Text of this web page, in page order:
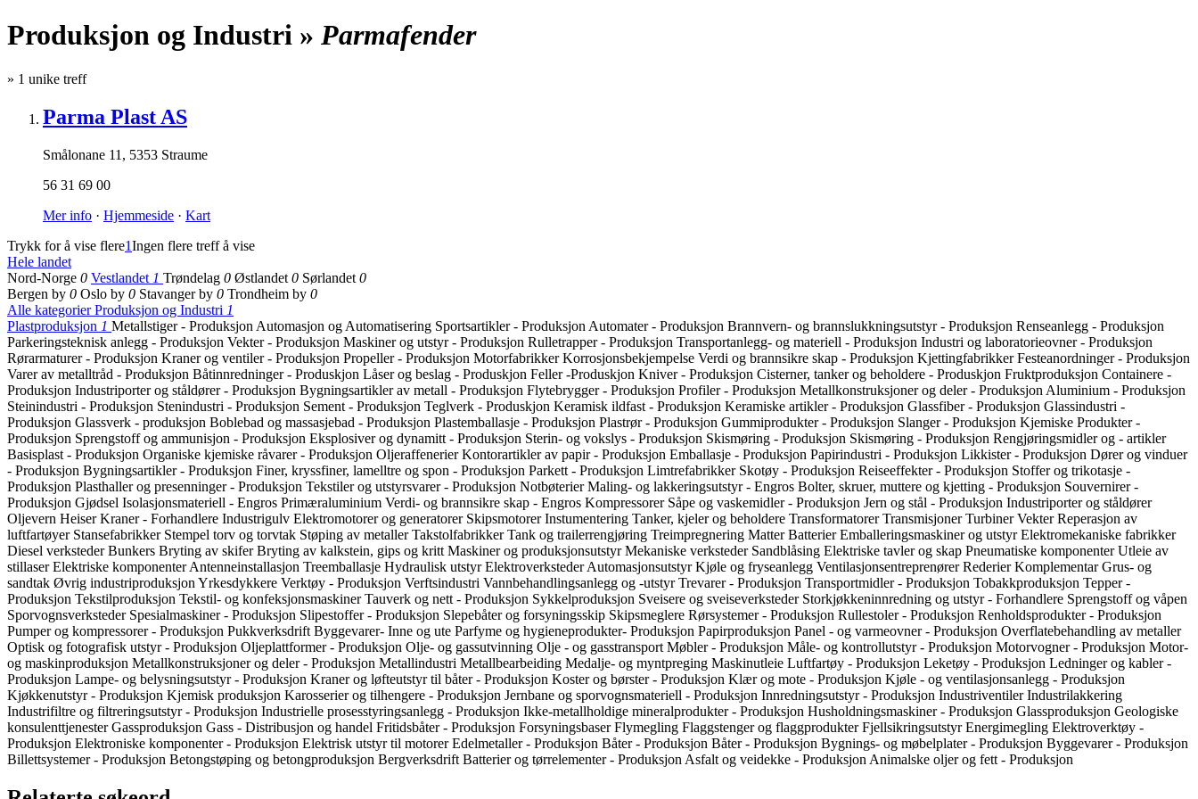
Produksjon og Industri » Parmafender
» 1 unike treff
Parma Plast AS
Smålonane 11 , 5353 Straume
56 31 69 00
Mer info · Hjemmeside · Kart
Trykk for å vise flere1Ingen flere treff å vise
Hele landet
Nord-Norge 0 Vestlandet 1 Trøndelag 0 Østlandet 0 Sørlandet 0
Bergen by 0 Oslo by 0 Stavanger by 0 Trondheim by 0
Alle kategorierProduksjon og Industri 1
Plastproduksjon 1 Metallstiger - Produksjon Automasjon og Automatisering Sportsartikler - Produksjon Automater - Produksjon Brannvern- og brannslukkningsutstyr - Produksjon Renseanlegg - Produksjon
Parkeringsteknisk anlegg - Produksjon Vekter - Produksjon Maskiner og utstyr - Produksjon Rulletrapper - Produksjon Transportanlegg- og materiell - Produksjon Industri og laboratorieovner - Produksjon
Rørarmaturer - Produksjon Kraner og ventiler - Produksjon Propeller - Produksjon MotorfabrikkerKorrosjonsbekjempelse Verdi og brannsikre skap - Produksjon KjettingfabrikkerFesteanordninger - Produksjon
Varer av metalltråd - Produksjon Båtinnredninger - Produskjon Låser og beslag - Produskjon Feller -Produskjon Kniver - Produksjon Cisterner, tanker og beholdere - Produskjon Fruktproduksjon Containere -
Produksjon Industriporter og ståldører - Produksjon Bygningsartikler av metall - Produksjon Flytebrygger - Produksjon Profiler - Produksjon Metallkonstruksjoner og deler - Produksjon Aluminium - Produksjon
Steinindustri - Produksjon Stenindustri - Produksjon Sement - Produksjon Teglverk - Produskjon Keramisk ildfast - Produksjon Keramiske artikler - Produksjon Glassfiber - Produksjon Glassindustri -
Produksjon Glassverk - produksjon Boblebad og massasjebad - Produksjon Plastemballasje - Produksjon Plastrør - Produksjon Gummiprodukter - Produksjon Slanger - Produksjon Kjemiske Produkter -
Produksjon Sprengstoff og ammunisjon - Produksjon Eksplosiver og dynamitt - Produksjon Sterin- og vokslys - Produksjon Skismøring - Produksjon Skismøring - Produksjon Rengjøringsmidler og - artikler
Basisplast - Produksjon Organiske kjemiske råvarer - Produksjon OljeraffenerierKontorartikler av papir - Produksjon Emballasje - Produksjon Papirindustri - Produksjon Likkister - Produksjon Dører og vinduer
- Produksjon Bygningsartikler - Produksjon Finer, kryssfiner, lamelltre og spon - Produksjon Parkett - Produksjon Limtrefabrikker Skotøy - Produksjon Reiseeffekter - Produksjon Stoffer og trikotasje -
Produksjon Plasthaller og presenninger - Produksjon Tekstiler og utstyrsvarer - Produksjon NotbøterierMaling- og lakkeringsutstyr - Engros Bolter, skruer, muttere og kjetting - Produksjon Souvernirer -
Produksjon Gjødsel Isolasjonsmateriell - Engros Primæraluminium Verdi- og brannsikre skap - Engros Kompressorer Såpe og vaskemidler - Produksjon Jern og stål - Produksjon Industriporter og ståldører
Oljevern HeiserKraner - Forhandlere Industrigulv Elektromotorer og generatorer SkipsmotorerInstumentering Tanker, kjeler og beholdere TransformatorerTransmisjonerTurbinerVekterReperasjon av
luftfartøyer Stansefabrikker Stempel torv og torvtak Støping av metallerTakstolfabrikkerTank og trailerrengjøring Treimpregnering MatterBatterierEmballeringsmaskiner og utstyrElektromekaniske fabrikker
Diesel verkstederBunkers Bryting av skiferBryting av kalkstein, gips og kritt Maskiner og produksjonsutstyrMekaniske verksteder Sandblåsing Elektriske tavler og skap Pneumatiske komponenterUtleie av
stillaserElektriske komponenterAntenneinstallasjon Treemballasje Hydraulisk utstyrElektroverkstederAutomasjonsutstyrKjøle og fryseanlegg VentilasjonsentreprenørerRederierKomplementarGrus- og
sandtak Øvrig industriproduksjon Yrkesdykkere Verktøy - Produksjon Verftsindustri Vannbehandlingsanlegg og -utstyrTrevarer - Produksjon Transportmidler - Produksjon Tobakkproduksjon Tepper -
Produksjon Tekstilproduksjon Tekstil- og konfeksjonsmaskinerTauverk og nett - Produksjon Sykkelproduksjon Sveisere og sveiseverksteder Storkjøkkeninnredning og utstyr - Forhandlere Sprengstoff og våpen
Sporvognsverksteder Spesialmaskiner - Produksjon Slipestoffer - Produksjon Slepebåter og forsyningsskip Skipsmeglere Rørsystemer - Produksjon Rullestoler - Produksjon Renholdsprodukter - Produksjon
Pumper og kompressorer - Produksjon Pukkverksdrift Byggevarer- Inne og ute Parfyme og hygieneprodukter- Produksjon Papirproduksjon Panel - og varmeovner - Produksjon Overflatebehandling av metaller
Optisk og fotografisk utstyr - Produksjon Oljeplattformer - Produksjon Olje- og gassutvinning Olje - og gasstransport Møbler - Produksjon Måle- og kontrollutstyr - Produksjon Motorvogner - Produksjon Motor-
og maskinproduksjon Metallkonstruksjoner og deler - Produksjon Metallindustri Metallbearbeiding Medalje- og myntpreging Maskinutleie Luftfartøy - Produksjon Leketøy - Produksjon Ledninger og kabler -
Produksjon Lampe- og belysningsutstyr - Produksjon Kraner og løfteutstyr til båter - Produksjon Koster og børster - Produksjon Klær og mote - Produksjon Kjøle - og ventilasjonsanlegg - Produksjon
Kjøkkenutstyr - Produksjon Kjemisk produksjon Karosserier og tilhengere - Produksjon Jernbane og sporvognsmateriell - Produksjon Innredningsutstyr - Produksjon IndustriventilerIndustrilakkering
Industrifiltre og filtreringsutstyr - Produksjon Industrielle prosesstyringsanlegg - Produksjon Ikke-metallholdige mineralprodukter - Produksjon Husholdningsmaskiner - Produksjon Glassproduksjon Geologiske
konsulenttjenesterGassproduksjon Gass - Distribusjon og handel Fritidsbåter - Produksjon ForsyningsbaserFlymegling Flaggstenger og flaggprodukterFjellsikringsutstyrEnergimegling Elektroverktøy -
Produksjon Elektroniske komponenter - Produksjon Elektrisk utstyr til motorerEdelmetaller - Produksjon Båter - Produksjon Båter - Produksjon Bygnings- og møbelplater - Produksjon Byggevarer - Produksjon
Billettsystemer - Produksjon Betongstøping og betongproduksjon Bergverksdrift Batterier og tørrelementer - Produksjon Asfalt og veidekke - Produksjon Animalske oljer og fett - Produksjon